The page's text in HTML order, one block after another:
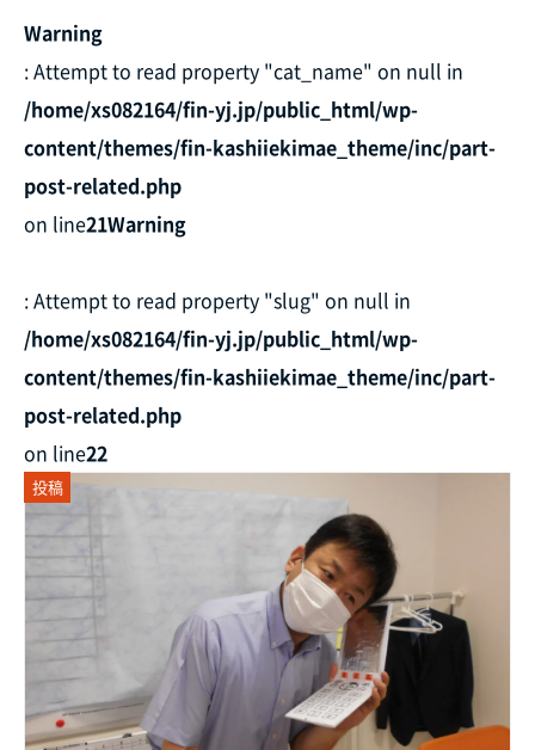
Warning
: Attempt to read property "cat_name" on null in
/home/xs082164/fin-yj.jp/public_html/wp-
content/themes/fin-kashiiekimae_theme/inc/part-
post-related.php
on line21Warning
: Attempt to read property "slug" on null in
/home/xs082164/fin-yj.jp/public_html/wp-
content/themes/fin-kashiiekimae_theme/inc/part-
post-related.php
on line22
投稿